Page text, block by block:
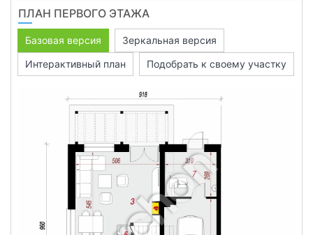
ПЛАН ПЕРВОГО ЭТАЖА
Базовая версия
Зеркальная версия
Интерактивный план
Подобрать к своему участку